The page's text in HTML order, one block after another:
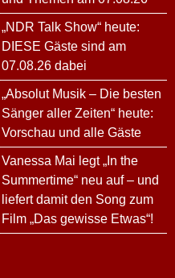
„NDR Talk Show“ heute:
DIESE Gäste sind am
07.08.26 dabei
„Absolut Musik – Die besten
Sänger aller Zeiten“ heute:
Vorschau und alle Gäste
Vanessa Mai legt „In the
Summertime“ neu auf – und
liefert damit den Song zum
Film „Das gewisse Etwas“!